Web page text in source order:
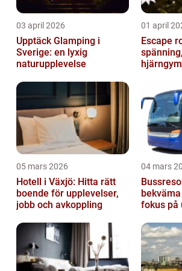
03 april 2026
Upptäck Glamping i
Sverige: en lyxig
naturupplevelse
01 april
Escape
05 mars 2026
Hotell i Växjö: Hitta rätt
boende för upplevelser,
jobb och avkoppling
04 mars
fokus på